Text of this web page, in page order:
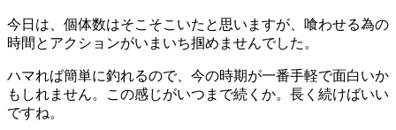
今日は、個体数はそこそこいたと思いますが、喰わせる為の
時間とアクションがいまいち掴めませんでした。
ハマれば簡単に釣れるので、今の時期が一番手軽で面白いか
もしれません。この感じがいつまで続くか。長く続けばいい
ですね。